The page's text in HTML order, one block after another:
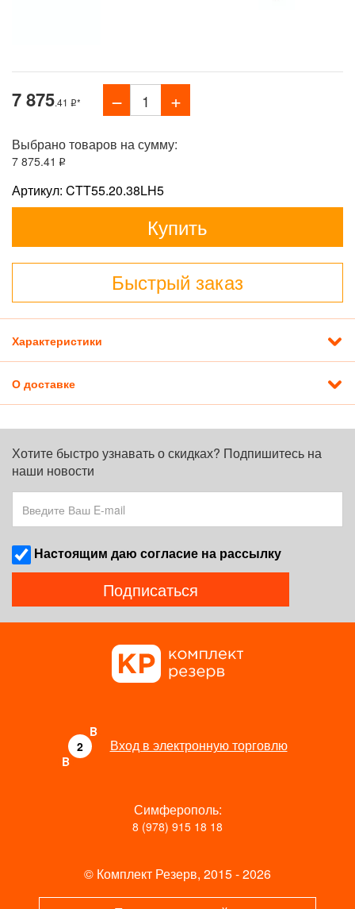
7 875.41 *
Выбрано товаров на сумму:
7 875.41
Артикул: CTT55.20.38LH5
Купить
Быстрый заказ
Характеристики
О доставке
Хотите быстро узнавать о скидках? Подпишитесь на
наши новости
Наcтоящим даю согласие на рассылку
Подписаться
B
2
B
Вход в электронную торговлю
Симферополь:
8 (978) 915 18 18
© Комплект Резерв, 2015 - 2026